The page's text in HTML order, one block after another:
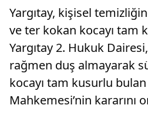
Yargıtay, kişisel
ve ter kokan kocayı tam
Yargıtay 2. Hukuk
rağmen duş almayarak
kocayı tam kusurlu
Mahkemesi’nin kararını